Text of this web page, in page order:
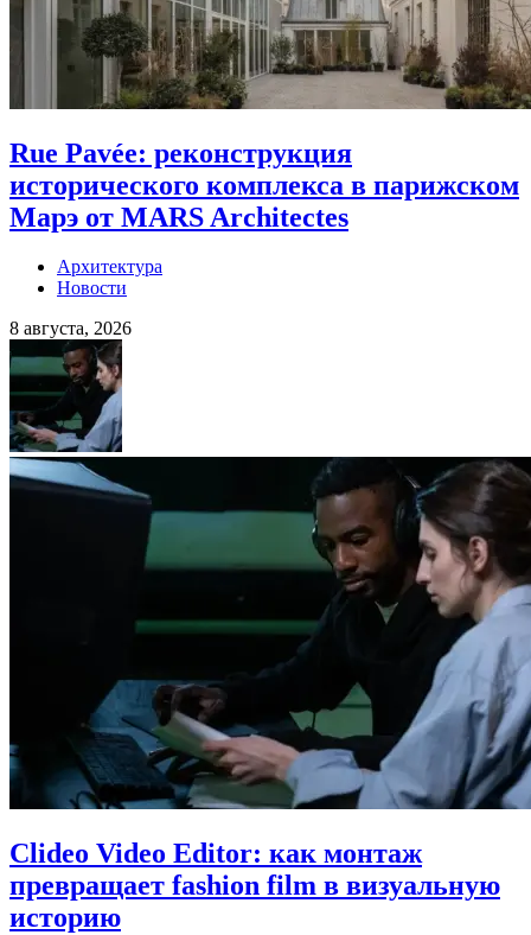
Rue Pavée: реконструкция
исторического комплекса в парижском
Марэ от MARS Architectes
Архитектура
Новости
8 августа, 2026
Clideo Video Editor: как монтаж
превращает fashion film в визуальную
историю